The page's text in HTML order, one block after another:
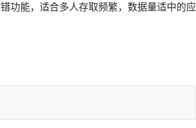
功能，适合多人存取频繁，数据量适中的应